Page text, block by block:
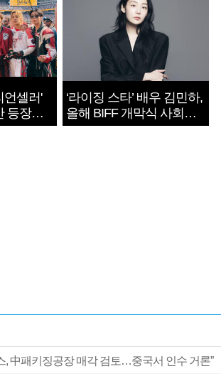
언셀러'
등장
사
‘라이징 스타’ 배우 김민하,
올해 BIFF 개막식 사회자
확정
, 中패키징공장 매각 검토…중국서 인수 거론”